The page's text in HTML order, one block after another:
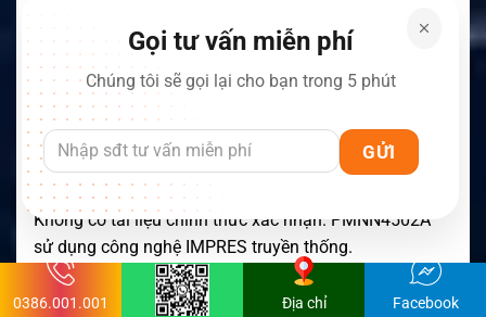
Không nên quảng cáo tiêu chuẩn này cho
PMNN4502A. PMNN4511A là biến thể UL-TIA4950
dành cho nền tảng tương thích.
Pin có tính năng Self Calibration không?
Không có tài liệu chính thức xác nhận. PMNN4502A
sử dụng công nghệ IMPRES truyền thống.
Thời gian hoạt động của pin là bao lâu?
Gọi tư vấn miễn phí
Chúng tôi sẽ gọi lại cho bạn trong 5 phút
0386.001.001 Địa chỉ Facebook